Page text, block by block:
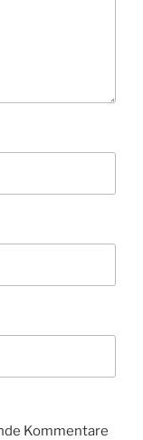
Kommentare